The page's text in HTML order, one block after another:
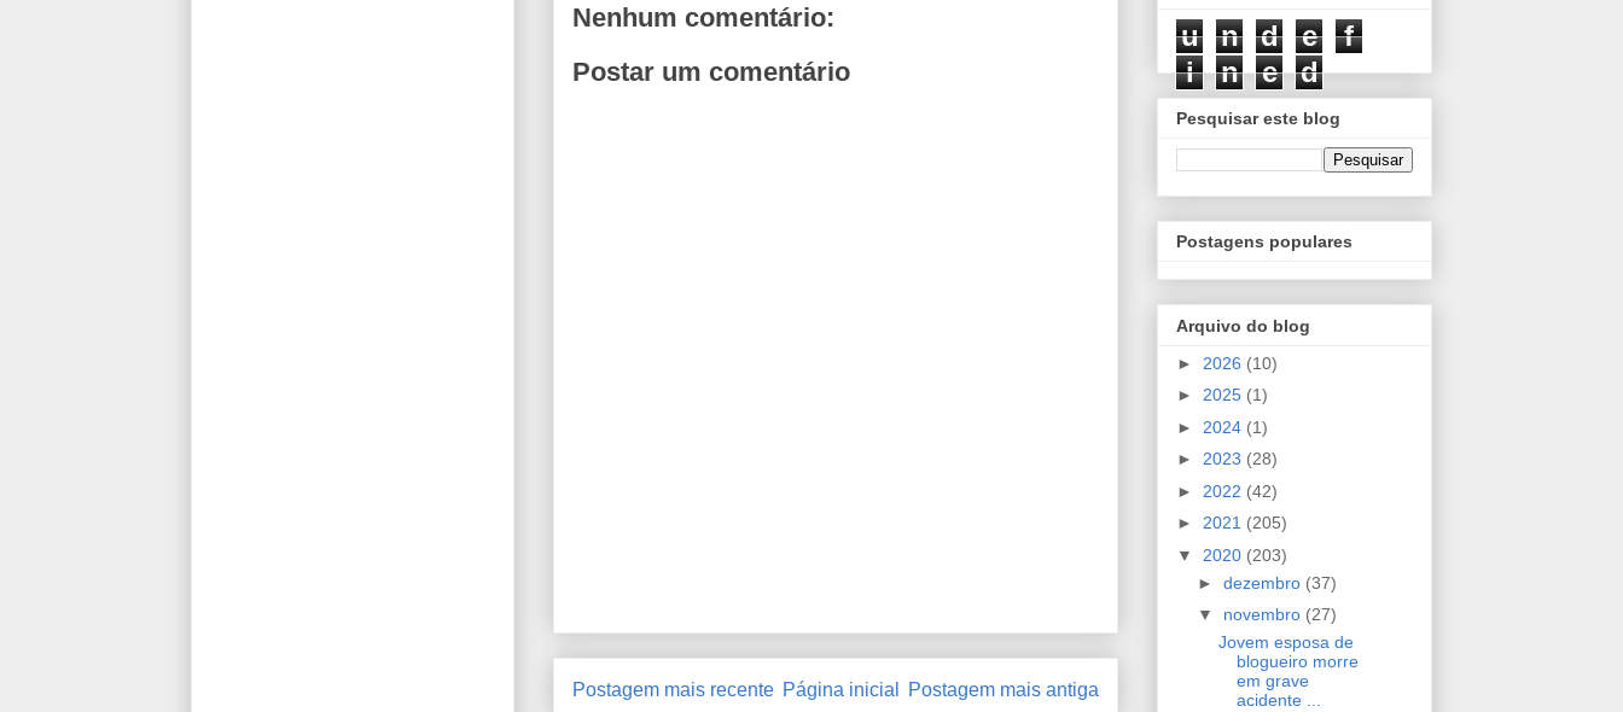
Nenhum comentário:
Postar um comentário
Postagem mais recente Postagem mais antiga
Página inicial
u n d e
f
i
n e d
Pesquisar este blog
Postagens populares
Arquivo do blog
► 2026 (10)
► 2025 (1)
► 2024 (1)
► 2023 (28)
► 2022 (42)
► 2021 (205)
▼ 2020 (203)
► dezembro (37)
▼ novembro (27)
Jovem esposa de
blogueiro morre
em grave
acidente ...